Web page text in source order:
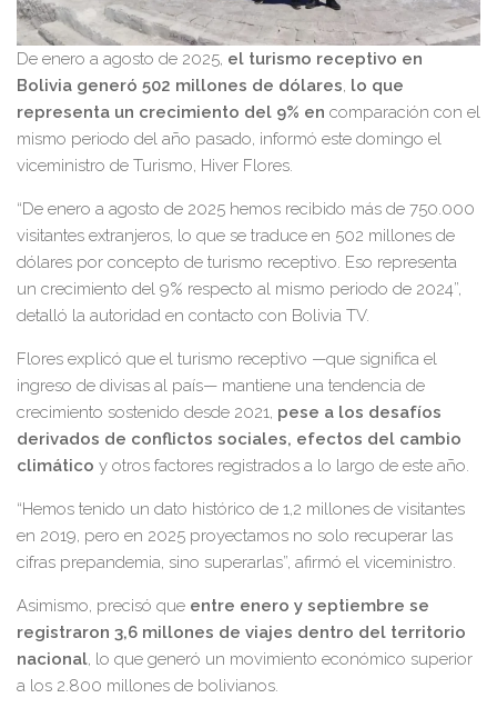
De enero a agosto de 2025, el turismo receptivo en
Bolivia generó 502 millones de dólares, lo que
representa un crecimiento del 9% en comparación con el
mismo periodo del año pasado, informó este domingo el
viceministro de Turismo, Hiver Flores.
“De enero a agosto de 2025 hemos recibido más de 750.000
visitantes extranjeros, lo que se traduce en 502 millones de
dólares por concepto de turismo receptivo. Eso representa
un crecimiento del 9% respecto al mismo periodo de 2024”,
detalló la autoridad en contacto con Bolivia TV.
Flores explicó que el turismo receptivo —que significa el
ingreso de divisas al país— mantiene una tendencia de
crecimiento sostenido desde 2021, pese a los desafíos
derivados de conflictos sociales, efectos del cambio
climático y otros factores registrados a lo largo de este año.
“Hemos tenido un dato histórico de 1,2 millones de visitantes
en 2019, pero en 2025 proyectamos no solo recuperar las
cifras prepandemia, sino superarlas”, afirmó el viceministro.
Asimismo, precisó que entre enero y septiembre se
registraron 3,6 millones de viajes dentro del territorio
nacional, lo que generó un movimiento económico superior
a los 2.800 millones de bolivianos.